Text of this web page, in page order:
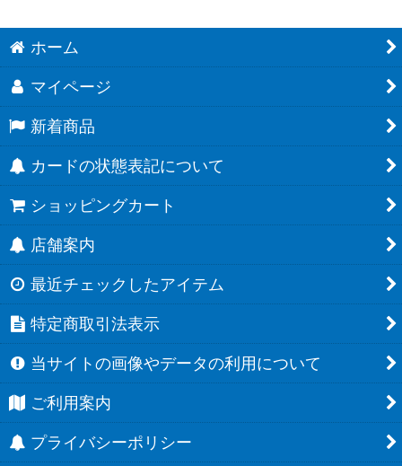
ホーム
マイページ
新着商品
カードの状態表記について
ショッピングカート
店舗案内
最近チェックしたアイテム
特定商取引法表示
当サイトの画像やデータの利用について
ご利用案内
プライバシーポリシー